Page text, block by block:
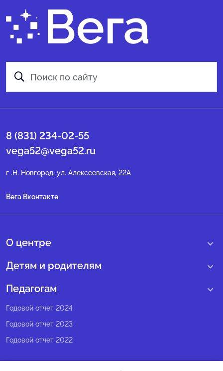
8 (831) 234-02-55
vega52@vega52.ru
г .Н. Новгород, ул. Алексеевская, 22А
Вега Вконтакте
О центре
О нас
Структура регионального центра
Педагогический состав
Попечительский совет
Экспертный совет
Детям и родителям
Учебные интенсивные сборы
Педагогам
Программы Веги
Программы Сириус
Методические рекомендации
Годовой отчет 2024
Годовой отчет 2023
Годовой отчет 2022